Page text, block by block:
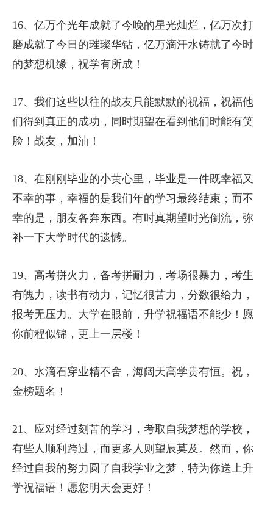
16、亿万个光年成就了今晚的星光灿烂，亿万次打
磨成就了今日的璀璨华钻，亿万滴汗水铸就了今时
的梦想机缘，祝学有所成！
17、我们这些以往的战友只能默默的祝福，祝福他
们得到真正的成功，同时期望在看到他们时能有笑
脸！战友，加油！
18、在刚刚毕业的小黄心里，毕业是一件既幸福又
不幸的事，幸福的是我们年的学习最终结束；而不
幸的是，朋友各奔东西。有时真期望时光倒流，弥
补一下大学时代的遗憾。
19、高考拼火力，备考拼耐力，考场很暴力，考生
有魄力，读书有动力，记忆很苦力，分数很给力，
报考无压力。大学在眼前，升学祝福语不能少！愿
你前程似锦，更上一层楼！
20、水滴石穿业精不舍，海阔天高学贵有恒。祝，
金榜题名！
21、应对经过刻苦的学习，考取自我梦想的学校，
有些人顺利跨过，而更多人则望辰莫及。然而，你
经过自我的努力圆了自我学业之梦，特为你送上升
学祝福语！愿您明天会更好！